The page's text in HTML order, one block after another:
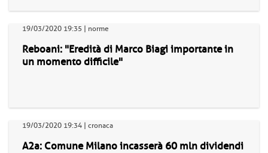
19/03/2020 19:35 | norme
Reboani: "Eredità di Marco Biagi importante in
un momento difficile"
19/03/2020 19:34 | cronaca
A2a: Comune Milano incasserà 60 mln dividendi